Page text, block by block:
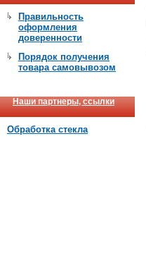
Правильность
оформления
доверенности
Порядок получения
товара самовывозом
Наши партнеры, ссылки
Обработка стекла